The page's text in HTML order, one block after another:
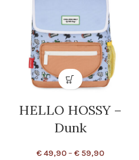
HELLO HOSSY –
Dunk
€49,90– €59,90